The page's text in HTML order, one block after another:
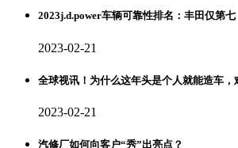
2023j.d.power车辆可靠性排名：丰田仅第
2023-02-21
全球视讯！为什么这年头是个人就能造车，
2023-02-21
汽修厂如何向客户“秀”出亮点？